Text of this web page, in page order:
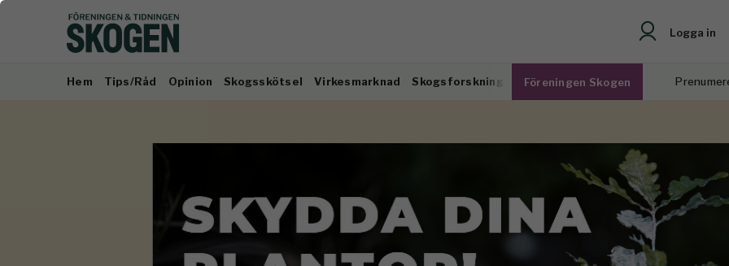
Logga in
Hem Tips/Råd Opinion Skogsskötsel Virkesmarknad Skogsforskning Föreningen Skogen